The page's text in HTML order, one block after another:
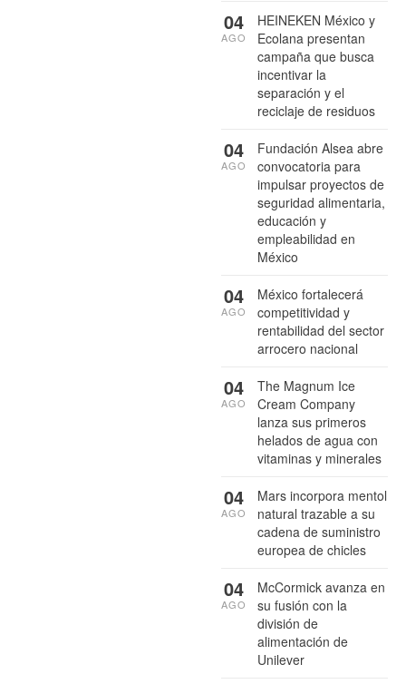
HEINEKEN México y
Ecolana presentan
campaña que busca
incentivar la
separación y el
reciclaje de residuos
04
AGO
Fundación Alsea abre
convocatoria para
impulsar proyectos de
seguridad alimentaria,
educación y
empleabilidad en
México
04
AGO
México fortalecerá
competitividad y
rentabilidad del sector
arrocero nacional
04
AGO
The Magnum Ice
Cream Company
lanza sus primeros
helados de agua con
vitaminas y minerales
04
AGO
Mars incorpora mentol
natural trazable a su
cadena de suministro
europea de chicles
04
AGO
McCormick avanza en
su fusión con la
división de
alimentación de
Unilever
04
AGO